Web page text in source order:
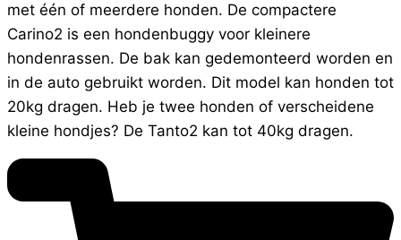
met één of meerdere honden. De compactere
Carino2 is een hondenbuggy voor kleinere
hondenrassen. De bak kan gedemonteerd worden en
in de auto gebruikt worden. Dit model kan honden tot
20kg dragen. Heb je twee honden of verscheidene
kleine hondjes? De Tanto2 kan tot 40kg dragen.